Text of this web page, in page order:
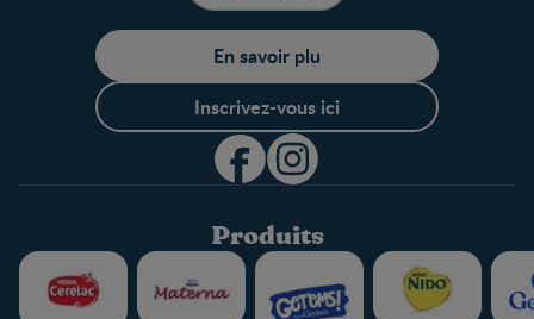
En savoir plu
Inscrivez-vous ici
Produits